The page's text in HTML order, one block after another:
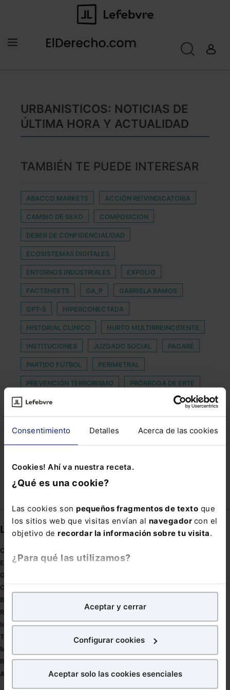
Consentimiento Detalles Acerca de las cookies
Cookies! Ahí va nuestra receta.
¿Qué es una cookie?
Las cookies son pequeños fragmentos de texto que
los sitios web que visitas envían al navegador con el
objetivo de recordar la información sobre tu visita.
¿Para qué las utilizamos?
analíticospara tratar demejorar tu experienciaen
nuestra página web. También con fines publicitarios,
para poder mostrarte publicidad y contenidos de tu
¿Qué puedes hacer?
Aceptar y cerrar
Configurar cookies
Aceptar solo las cookies esenciales
URBANISTICOS: NOTICIAS DE
ÚLTIMA HORA Y ACTUALIDAD
TAMBIÉN TE PUEDE INTERESAR
ABACCO MARKETS ACCIÓN REIVINDICATORIA
CAMBIO DE SEXO COMPOSICION
DEBER DE CONFIDENCIALIDAD
ECOSISTEMAS DIGITALES
ENTORNOS INDUSTRIALES EXPOLIO
FACTSHEETS GA_P GABRIELA RAMOS
GPT-5 HIPERCONECTADA
HISTORIAL CLÍNICO HURTO MULTIRREINCIDENTE
INSTITUCIONES JUZGADO SOCIAL PAGARÉ
PARTIDO FÚTBOL PERIMETRAL
PREVENCIÓN TERRORISMO PRÓRROGA DE ERTE
RENOVACIÓN REORGANIZACIÓN EMPRESARIAL
Links directos
Coronavirus
Estudio de salud abogacía
Gestión de despachos
Compliance
Buenas Prácticas Tributarias
RGPD
Innovación
Tesauro
Mapa web
Redirect sitemap
Autores de El Derecho